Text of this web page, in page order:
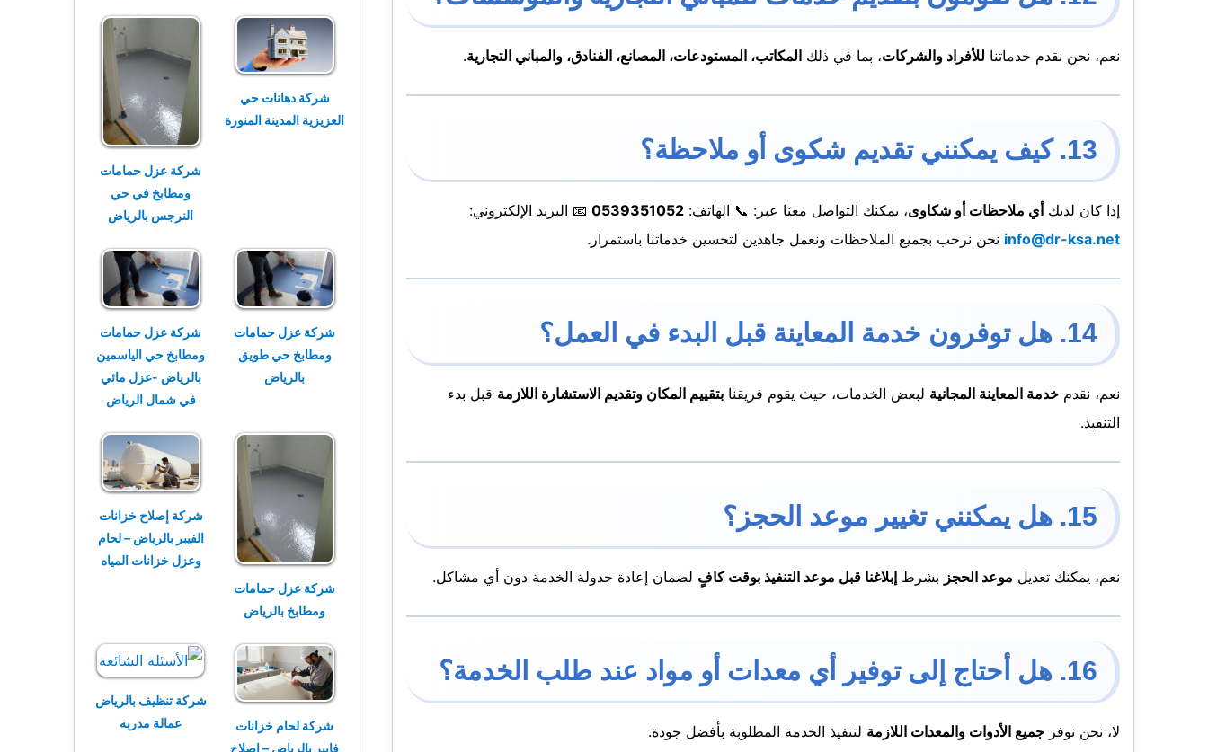
نعم، نحن نقدم خدماتنا للأفراد والشركات، بما في ذلك المكاتب، المستودعات، المصانع، الفنادق، والمباني التجارية.
13. كيف يمكنني تقديم شكوى أو ملاحظة؟
إذا كان لديك أي ملاحظات أو شكاوى، يمكنك التواصل معنا عبر: 📞 الهاتف: 0539351052 📧 البريد الإلكتروني:
info@dr-ksa.net نحن نرحب بجميع الملاحظات ونعمل جاهدين لتحسين خدماتنا باستمرار.
14. هل توفرون خدمة المعاينة قبل البدء في العمل؟
نعم، نقدم خدمة المعاينة المجانية لبعض الخدمات، حيث يقوم فريقنا بتقييم المكان وتقديم الاستشارة اللازمة قبل بدء
التنفيذ.
15. هل يمكنني تغيير موعد الحجز؟
نعم، يمكنك تعديل موعد الحجز بشرط إبلاغنا قبل موعد التنفيذ بوقت كافٍ لضمان إعادة جدولة الخدمة دون أي مشاكل.
16. هل أحتاج إلى توفير أي معدات أو مواد عند طلب الخدمة؟
لا، نحن نوفر جميع الأدوات والمعدات اللازمة لتنفيذ الخدمة المطلوبة بأفضل جودة.
شركة دهانات حي
العزيزية المدينة المنورة
شركة عزل حمامات
ومطابخ في حي
النرجس بالرياض
شركة عزل حمامات
ومطابخ حي طويق
بالرياض
شركة عزل حمامات
ومطابخ حي الياسمين
بالرياض -عزل مائي
في شمال الرياض
شركة عزل حمامات
ومطابخ بالرياض
شركة إصلاح خزانات
الفيبر بالرياض – لحام
وعزل خزانات المياه
شركة لحام خزانات
فايبر بالرياض – إصلاح
شركة تنظيف بالرياض
عمالة مدربه